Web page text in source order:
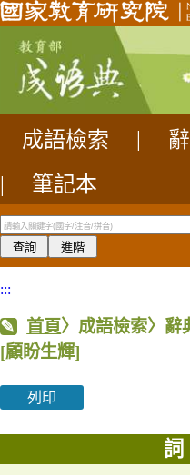
成語檢索
|
筆記本
:::
首頁〉成語檢索〉辭
[顧盼生輝]
列印